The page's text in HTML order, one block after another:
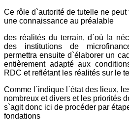
Ce rôle d`autorité de tutelle ne
une connaissance au préalable
des réalités du terrain, d`où la
des institutions de
permettra ensuite d`élaborer un
entièrement adapté aux
RDC et reflétant les réalités sur le
Comme l`indique l`état des lieux,
nombreux et divers et les priorités
s`agit donc ici de procéder par
fondations